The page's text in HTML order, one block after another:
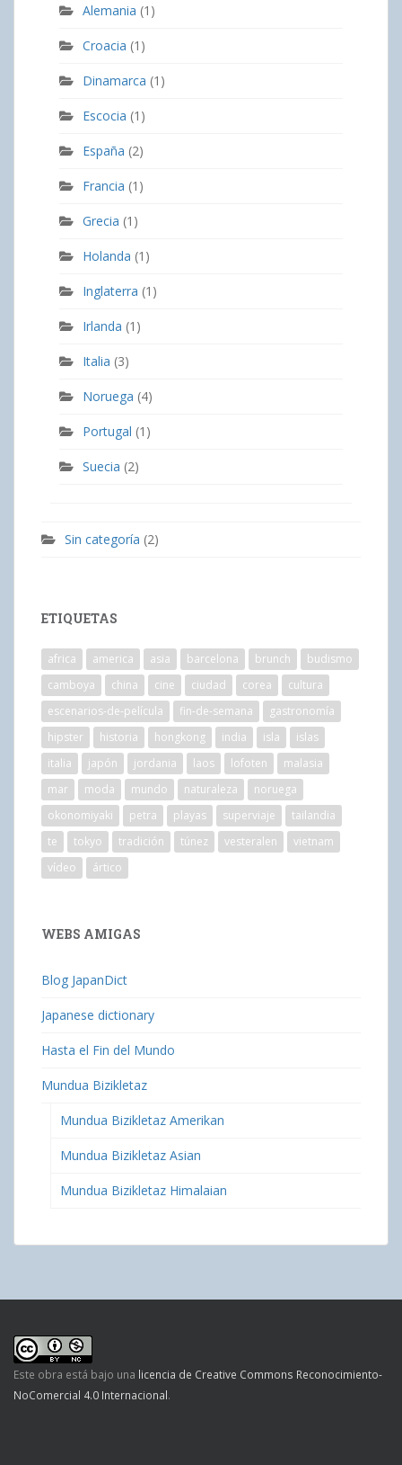
Alemania (1)
Croacia (1)
Dinamarca (1)
Escocia (1)
España (2)
Francia (1)
Grecia (1)
Holanda (1)
Inglaterra (1)
Irlanda (1)
Italia (3)
Noruega (4)
Portugal (1)
Suecia (2)
Sin categoría (2)
ETIQUETAS
africa america asia barcelona brunch
budismo
camboya
china cine ciudad corea
cultura
escenarios-de-película
fin-de-semana
gastronomía
hipster
historia hongkong india isla
islas
italia
japón jordania laos lofoten
malasia
mar
moda mundo naturaleza
noruega
okonomiyaki
petra playas superviaje
tailandia
te
tokyo tradición túnez vesteralen
vietnam
vídeo
ártico
WEBS AMIGAS
Blog JapanDict
Japanese dictionary
Hasta el Fin del Mundo
Mundua Bizikletaz
Mundua Bizikletaz Amerikan
Mundua Bizikletaz Asian
Mundua Bizikletaz Himalaian
Este obra está bajo una licencia de Creative Commons Reconocimiento-
NoComercial 4.0 Internacional.